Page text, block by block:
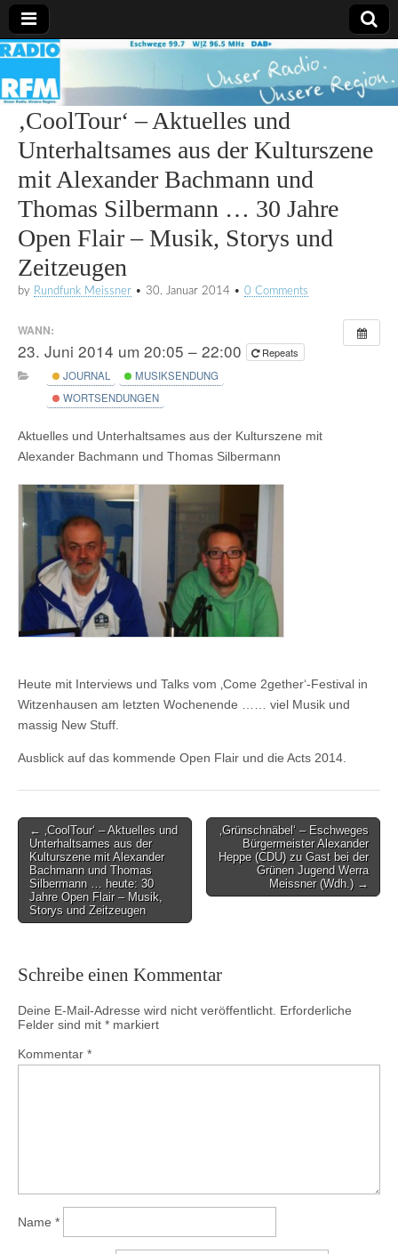
Radio
RFM
‚CoolTour‘ – Aktuelles und
Unterhaltsames aus der Kulturszene
mit Alexander Bachmann und
Thomas Silbermann … 30 Jahre
Open Flair – Musik, Storys und
Zeitzeugen
by Rundfunk Meissner • 30. Januar 2014 • 0 Comments
WANN:
23. Juni 2014 um 20:05 – 22:00
Repeats
JOURNAL
MUSIKSENDUNG
WORTSENDUNGEN
Aktuelles und Unterhaltsames aus der Kulturszene mit
Alexander Bachmann und Thomas Silbermann
Heute mit Interviews und Talks vom ‚Come 2gether‘-Festival in
Witzenhausen am letzten Wochenende …… viel Musik und
massig New Stuff.
Ausblick auf das kommende Open Flair und die Acts 2014.
Post
navigation
← ‚CoolTour‘ – Aktuelles und
Unterhaltsames aus der
Kulturszene mit Alexander
Bachmann und Thomas
Silbermann … heute: 30
Jahre Open Flair – Musik,
Storys und Zeitzeugen
‚Grünschnäbel‘ – Eschweges
Bürgermeister Alexander
Heppe (CDU) zu Gast bei der
Grünen Jugend Werra
Meissner (Wdh.) →
Schreibe einen Kommentar
Deine E-Mail-Adresse wird nicht veröffentlicht. Erforderliche
Felder sind mit * markiert
Kommentar *
Name *